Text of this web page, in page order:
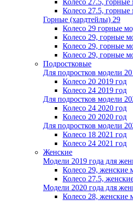
Колесо 27.5, горные
Колесо 27.5, горные
Горные (хардтейлы) 29
Колесо 29 горные
Колесо 29, горные
Колесо 29, горные
Колесо 29, горные
Подростковые
Для подростков модели
Колесо 20 2019 год
Колесо 24 2019 год
Для подростков модели
Колесо 24 2020 год
Колесо 20 2020 год
Для подростков модели
Колесо 18 2021 год
Колесо 24 2021 год
Женскиe
Модели 2019 года для
Колесо 29, женские
Колесо 27.5,
Модели 2020 года для
Колесо 28, женские